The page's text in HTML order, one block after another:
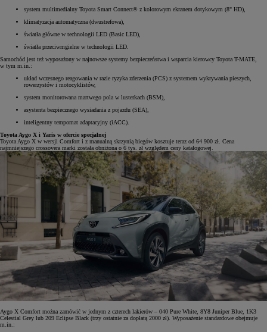
system multimedialny Toyota Smart Connect® z kolorowym ekranem dotykowym (8" HD),
klimatyzacja automatyczna (dwustrefowa),
światła główne w technologii LED (Basic LED),
światła przeciwmgielne w technologii LED.
Samochód jest też wyposażony w najnowsze systemy bezpieczeństwa i wsparcia kierowcy Toyota T-MATE,
w tym m.in.:
układ wczesnego reagowania w razie ryzyka zderzenia (PCS) z systemem wykrywania pieszych,
rowerzystów i motocyklistów,
system monitorowana martwego pola w lusterkach (BSM),
asystenta bezpiecznego wysiadania z pojazdu (SEA),
inteligentny tempomat adaptacyjny (iACC).
Toyota Aygo X i Yaris w ofercie specjalnej
Toyota Aygo X w wersji Comfort i z manualną skrzynią biegów kosztuje teraz od 64 900 zł. Cena
najmniejszego crossovera marki została obniżona o 6 tys. zł względem ceny katalogowej.
Aygo X Comfort można zamówić w jednym z czterech lakierów – 040 Pure White, 8Y8 Juniper Blue, 1K3
Celestial Grey lub 209 Eclipse Black (trzy ostatnie za dopłatą 2000 zł). Wyposażenie standardowe obejmuje
m.in.: